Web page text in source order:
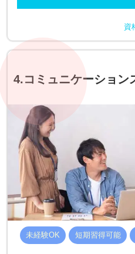
資
4.コミュニケーション
未経験OK 短期習得可能